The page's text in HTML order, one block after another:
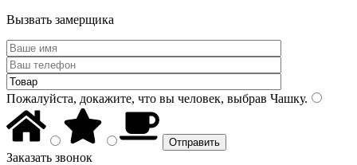
Вызвать замерщика
Пожалуйста, докажите, что вы человек, выбрав Чашку.
Заказать звонок